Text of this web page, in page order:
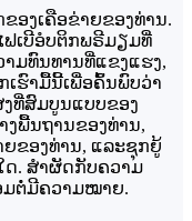
ອງເຄືອຂ່າຍຂອງທ່ານ.
ໄຟເບີອໍບຕິກພຣີມຽມທີ່
າມທົນທານທີ່ແຂງແຮງ,
ເຮົາມື້ນີ້ເພື່ອຄົ້ນພົບວ່າ
ທີ່ສົມບູນແບບຂອງ
ງພື້ນຖານຂອງທ່ານ,
ຂອງທ່ານ, ແລະຊຸກຍູ້
ດ. ສຳຜັດກັບຄວາມ
ມຕໍ່ມີຄວາມໝາຍ.